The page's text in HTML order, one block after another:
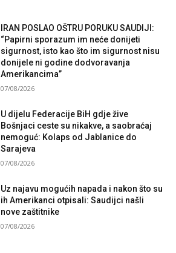
IRAN POSLAO OŠTRU PORUKU SAUDIJI:
“Papirni sporazum im neće donijeti
sigurnost, isto kao što im sigurnost nisu
donijele ni godine dodvoravanja
Amerikancima”
07/08/2026
U dijelu Federacije BiH gdje žive
Bošnjaci ceste su nikakve, a saobraćaj
nemoguć: Kolaps od Jablanice do
Sarajeva
07/08/2026
Uz najavu mogućih napada i nakon što su
ih Amerikanci otpisali: Saudijci našli
nove zaštitnike
07/08/2026